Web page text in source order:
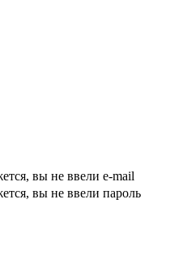
вы не ввели e-mail
вы не ввели пароль